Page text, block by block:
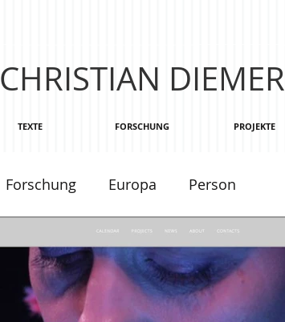
CHRISTIAN DIEMER
TEXTE FORSCHUNG PROJEKTE
Forschung Europa Person